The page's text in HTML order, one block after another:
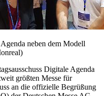
neben dem Modell
Digitale Agenda
größten Messe für
an die offizielle Begrüßung